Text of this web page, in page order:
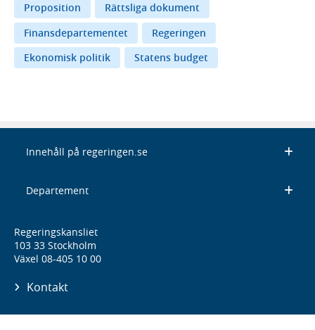
Proposition
Rättsliga dokument
Finansdepartementet
Regeringen
Ekonomisk politik
Statens budget
Innehåll på regeringen.se
Departement
Regeringskansliet
103 33 Stockholm
Växel 08-405 10 00
Kontakt